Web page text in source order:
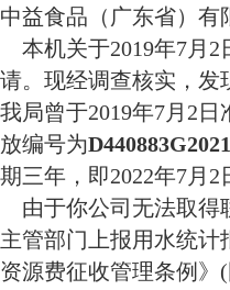
中益食品（广东省）有
本机关于2019年7月2
请。现经调查核实，发
我局曾于2019年7月2
放编号为
期三年，即2022年7月2
由于你公司无法取得
主管部门上报用水统计
资源费征收管理条例》